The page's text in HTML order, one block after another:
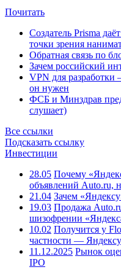
Почитать
Создатель Prisma
точки зрения
Обратная связь по
Зачем российский
VPN для
он нужен
ФСБ и Минздрав
слушает)
Все ссылки
Подсказать ссылку
Инвестиции
28.05 Почему
объявлений Auto.ru,
21.04 Зачем
19.03 Продажа
шизофрении
10.02 Получится у
частности —
11.12.2025 Рынок
IPO